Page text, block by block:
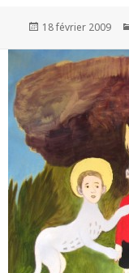
Publié
18 février 2009